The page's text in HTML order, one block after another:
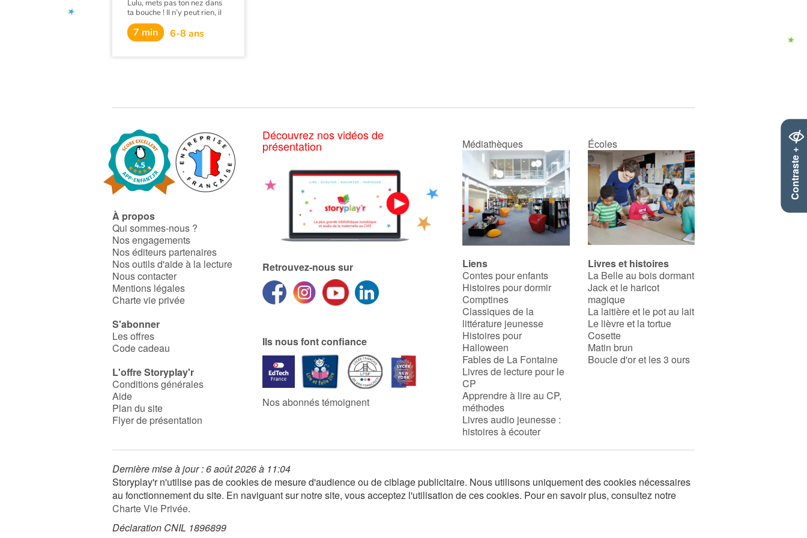
Contraste +
Lulu, mets pas ton nez dans
ta bouche ! Il n’y peut rien, il
est né comme ça. Et ce n’est
guère facile dans un monde
qui n’apprécie pas la
7 min 6-8 ans
À propos
Qui sommes-nous ?
Nos engagements
Nos éditeurs partenaires
Nos outils d'aide à la lecture
Nous contacter
Mentions légales
Charte vie privée
S'abonner
Les offres
Code cadeau
L'offre Storyplay'r
Conditions générales
Aide
Plan du site
Flyer de présentation
Découvrez nos vidéos de
présentation
Retrouvez-nous sur
Ils nous font confiance
Nos abonnés témoignent
Médiathèques Écoles
Liens
Contes pour enfants
Histoires pour dormir
Comptines
Classiques de la
littérature jeunesse
Histoires pour
Halloween
Fables de La Fontaine
Livres de lecture pour le
CP
Apprendre à lire au CP,
méthodes
Livres audio jeunesse :
histoires à écouter
Livres et histoires
La Belle au bois dormant
Jack et le haricot
magique
La laitière et le pot au lait
Le lièvre et la tortue
Cosette
Matin brun
Boucle d'or et les 3 ours
Dernière mise à jour : 6 août 2026 à 11:04
Storyplay'r n'utilise pas de cookies de mesure d'audience ou de ciblage publicitaire. Nous utilisons uniquement des cookies nécessaires
au fonctionnement du site. En naviguant sur notre site, vous acceptez l'utilisation de ces cookies. Pour en savoir plus, consultez notre
Charte Vie Privée.
Déclaration CNIL 1896899